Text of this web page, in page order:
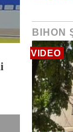
BIHON
VIDEO